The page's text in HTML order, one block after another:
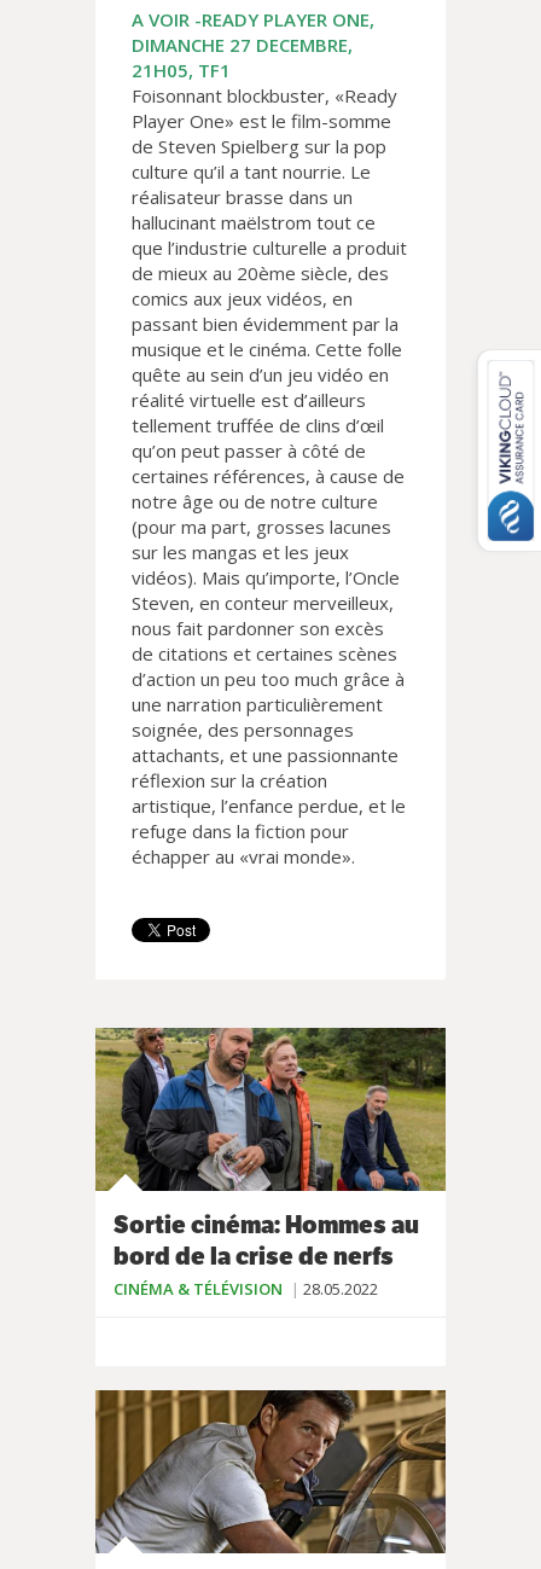
A VOIR -READY PLAYER ONE,
DIMANCHE 27 DECEMBRE,
21H05, TF1
Foisonnant blockbuster, «Ready
Player One» est le film-somme
de Steven Spielberg sur la pop
culture qu’il a tant nourrie. Le
réalisateur brasse dans un
hallucinant maëlstrom tout ce
que l’industrie culturelle a produit
de mieux au 20ème siècle, des
comics aux jeux vidéos, en
passant bien évidemment par la
musique et le cinéma. Cette folle
quête au sein d’un jeu vidéo en
réalité virtuelle est d’ailleurs
tellement truffée de clins d’œil
qu’on peut passer à côté de
certaines références, à cause de
notre âge ou de notre culture
(pour ma part, grosses lacunes
sur les mangas et les jeux
vidéos). Mais qu’importe, l’Oncle
Steven, en conteur merveilleux,
nous fait pardonner son excès
de citations et certaines scènes
d’action un peu too much grâce à
une narration particulièrement
soignée, des personnages
attachants, et une passionnante
réflexion sur la création
artistique, l’enfance perdue, et le
refuge dans la fiction pour
échapper au «vrai monde».
Sortie cinéma: Hommes au
bord de la crise de nerfs
CINÉMA & TÉLÉVISION 28.05.2022